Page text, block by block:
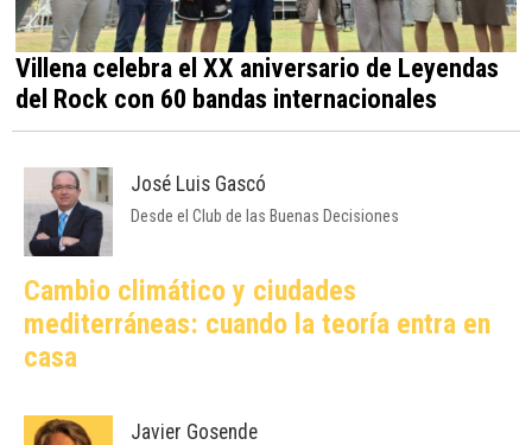
Villena celebra el XX aniversario de Leyendas
del Rock con 60 bandas internacionales
José Luis Gascó
Desde el Club de las Buenas Decisiones
Cambio climático y ciudades
mediterráneas: cuando la teoría entra en
casa
Javier Gosende